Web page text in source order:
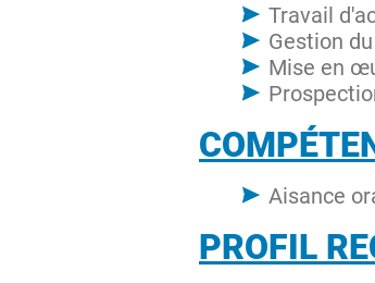
Travail
Gestion
Mise en
Aisance
PROFIL